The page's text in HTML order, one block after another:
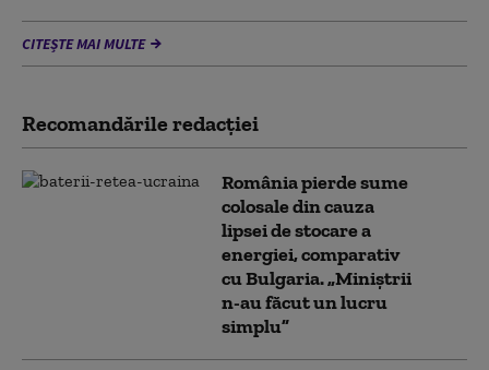
CITEȘTE MAI MULTE
Recomandările redacţiei
România pierde sume
colosale din cauza
lipsei de stocare a
energiei, comparativ
cu Bulgaria. „Miniștrii
n-au făcut un lucru
simplu”